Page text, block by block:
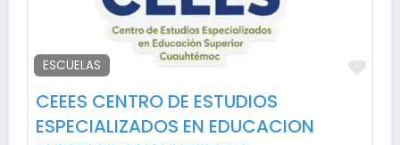
ESCUELAS
CEEES CENTRO DE ESTUDIOS
ESPECIALIZADOS EN EDUCACION